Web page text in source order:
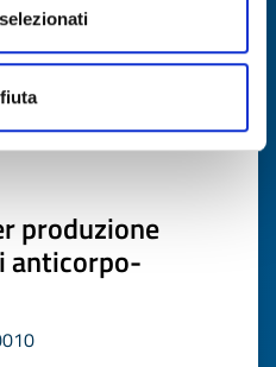
produzione
anticorpo-